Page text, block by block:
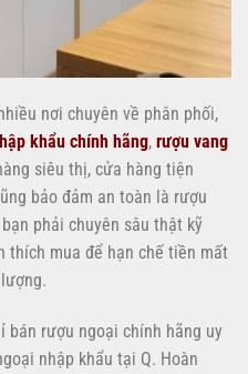
nơi chuyên về phân phối,
khẩu chính hãng, rượu vang
siêu thị, cửa hàng tiện
bảo đảm an toàn là rượu
phải chuyên sâu thật kỹ
thích mua để hạn chế tiền mất
bán rượu ngoại chính hãng uy
nhập khẩu tại Q. Hoàn